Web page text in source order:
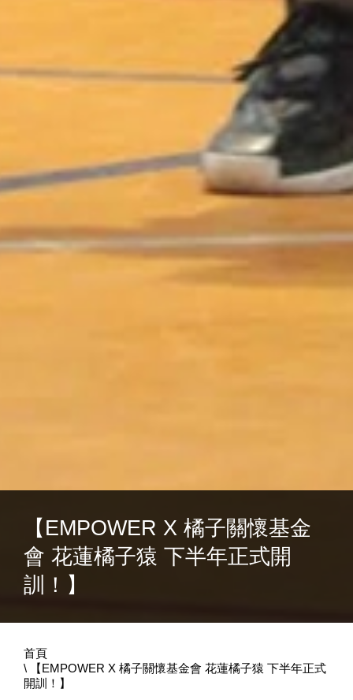
【EMPOWER X 橘子關懷基金
會 花蓮橘子猿 下半年正式開
訓！】
首頁
【EMPOWER X 橘子關懷基金會 花蓮橘子猿 下半年正式
開訓！】